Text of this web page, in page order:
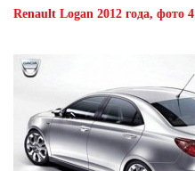
Renault Logan 2012 года, фото 4